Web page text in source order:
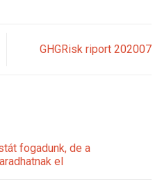
GHGRisk riport 202007
fogadunk, de a
el